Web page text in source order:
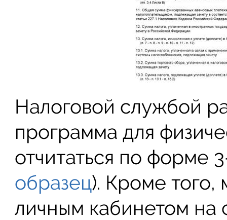
Налоговой службой
программа для
отчитаться по форме
образец). Кроме того,
личным кабинетом